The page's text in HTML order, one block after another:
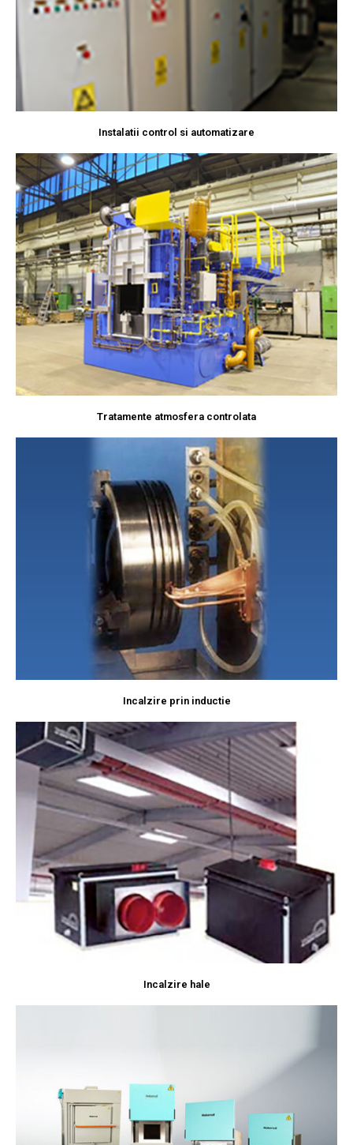
Instalatii control si automatizare
Tratamente atmosfera controlata
Incalzire prin inductie
Incalzire hale